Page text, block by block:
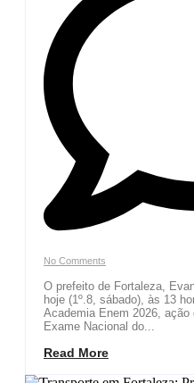
No Comments
O prefeito de Fortaleza,
hoje (1º.8, sábado), às 13
Academia Enem 2026, ação
Exame Nacional do...
Read More